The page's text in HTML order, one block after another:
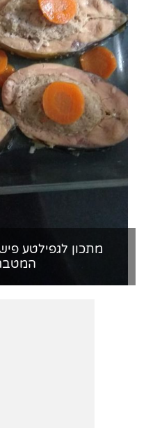
מתכון לגפילטע